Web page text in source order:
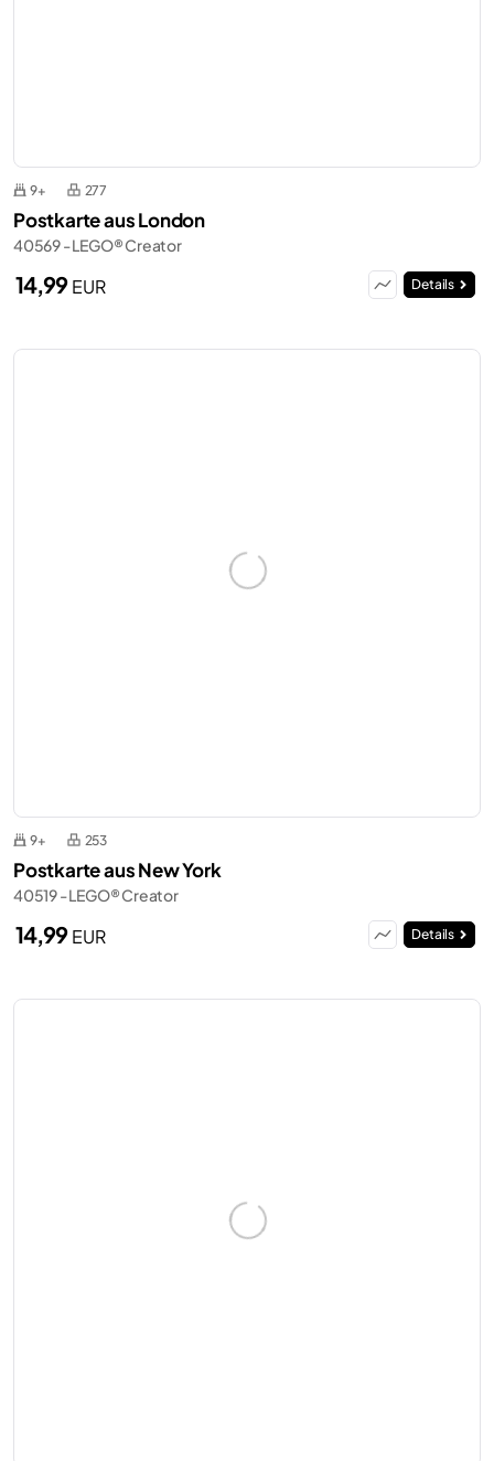
9+ 277
Postkarte aus London
40569 - LEGO® Creator
14,99EUR Details
9+ 253
Postkarte aus New York
40519 - LEGO® Creator
14,99EUR Details